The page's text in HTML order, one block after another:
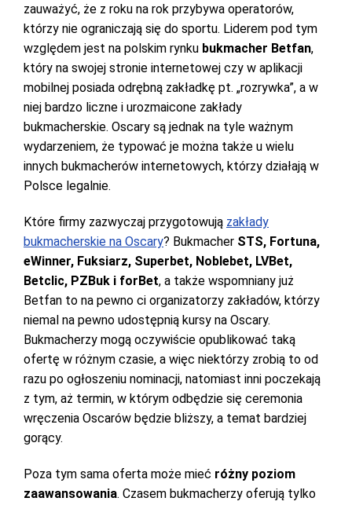
zauważyć, że z roku na rok przybywa operatorów,
którzy nie ograniczają się do sportu. Liderem pod tym
względem jest na polskim rynku bukmacher Betfan,
który na swojej stronie internetowej czy w aplikacji
mobilnej posiada odrębną zakładkę pt. „rozrywka”, a w
niej bardzo liczne i urozmaicone zakłady
bukmacherskie. Oscary są jednak na tyle ważnym
wydarzeniem, że typować je można także u wielu
innych bukmacherów internetowych, którzy działają w
Polsce legalnie.
Które firmy zazwyczaj przygotowują zakłady
bukmacherskie na Oscary? Bukmacher STS, Fortuna,
eWinner, Fuksiarz, Superbet, Noblebet, LVBet,
Betclic, PZBuk i forBet, a także wspomniany już
Betfan to na pewno ci organizatorzy zakładów, którzy
niemal na pewno udostępnią kursy na Oscary.
Bukmacherzy mogą oczywiście opublikować taką
ofertę w różnym czasie, a więc niektórzy zrobią to od
razu po ogłoszeniu nominacji, natomiast inni poczekają
z tym, aż termin, w którym odbędzie się ceremonia
wręczenia Oscarów będzie bliższy, a temat bardziej
gorący.
Poza tym sama oferta może mieć różny poziom
zaawansowania. Czasem bukmacherzy oferują tylko